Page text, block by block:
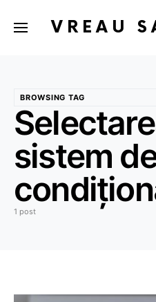
VREAU
BROWSING TAG
sistem
1 post